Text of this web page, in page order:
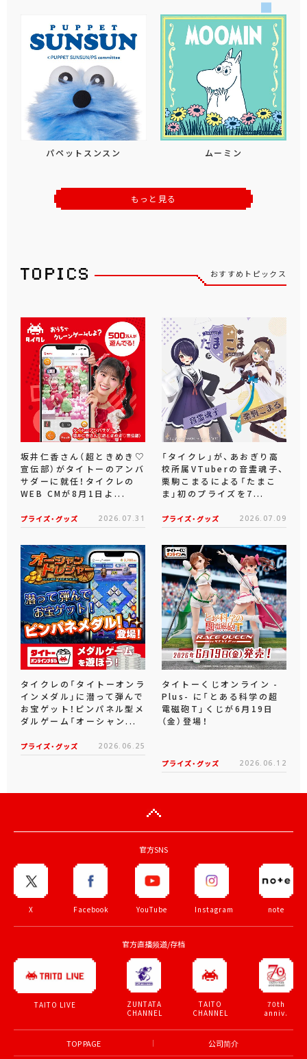
パペットスンスン ムーミン
もっと見る
おすすめトピックス
坂井仁香さん（超ときめき♡
宣伝部）がタイトーのアンバ
サダーに就任！タイクレの
WEB CMが8月1日よ...
プライズ・グッズ 2026.07.31
「タイクレ」が、あおぎり高
校所属VTuberの音霊魂子、
栗駒こまるによる「たまこ
ま」初のプライズを7...
プライズ・グッズ 2026.07.09
タイクレの「タイトーオンラ
インメダル」に潜って弾んで
お宝ゲット！ピンパネル型メ
ダルゲーム「オーシャン...
プライズ・グッズ 2026.06.25
タイトーくじオンライン -
Plus- に「とある科学の超
電磁砲T」くじが6月19日
（金）登場！
プライズ・グッズ 2026.06.12
官方SNS
X Facebook YouTube Instagram note
官方直播频道/存档
TAITO LIVE
ZUNTATA
CHANNEL
TAITO
CHANNEL
70th
anniv.
TOP PAGE 公司简介